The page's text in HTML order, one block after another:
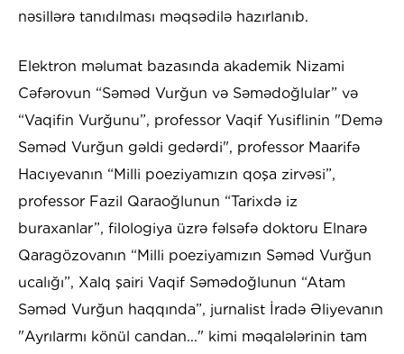
nəsillərə tanıdılması məqsədilə hazırlanıb.
Elektron məlumat bazasında akademik Nizami
Cəfərovun “Səməd Vurğun və Səmədoğlular” və
“Vaqifin Vurğunu”, professor Vaqif Yusiflinin "Demə
Səməd Vurğun gəldi gedərdi", professor Maarifə
Hacıyevanın “Milli poeziyamızın qoşa zirvəsi”,
professor Fazil Qaraoğlunun “Tarixdə iz
buraxanlar”, filologiya üzrə fəlsəfə doktoru Elnarə
Qaragözovanın “Milli poeziyamızın Səməd Vurğun
ucalığı”, Xalq şairi Vaqif Səmədoğlunun “Atam
Səməd Vurğun haqqında”, jurnalist İradə Əliyevanın
"Ayrılarmı könül candan..." kimi məqalələrinin tam